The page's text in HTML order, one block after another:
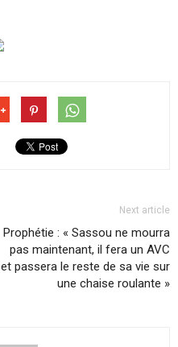
Next article
Prophétie : « Sassou ne mourra
pas maintenant, il fera un AVC
et passera le reste de sa vie sur
une chaise roulante »